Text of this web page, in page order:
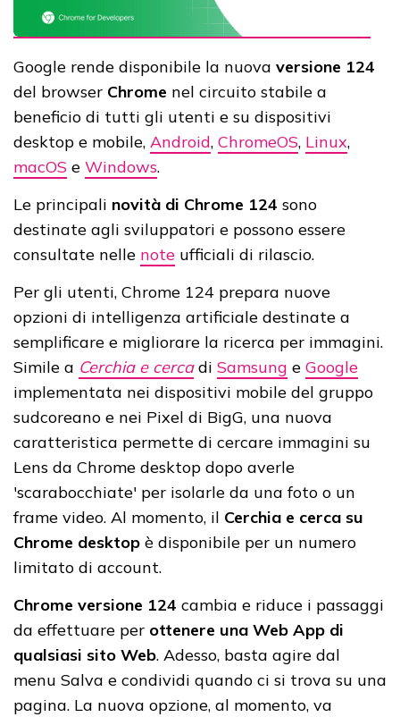
Google rende disponibile la nuova versione 124
del browser Chrome nel circuito stabile a
beneficio di tutti gli utenti e su dispositivi
desktop e mobile, Android, ChromeOS, Linux,
macOS e Windows.
Le principali novità di Chrome 124 sono
destinate agli sviluppatori e possono essere
consultate nelle note ufficiali di rilascio.
Per gli utenti, Chrome 124 prepara nuove
opzioni di intelligenza artificiale destinate a
semplificare e migliorare la ricerca per immagini.
Simile a Cerchia e cercadi Samsung e Google
implementata nei dispositivi mobile del gruppo
sudcoreano e nei Pixel di BigG, una nuova
caratteristica permette di cercare immagini su
Lens da Chrome desktop dopo averle
'scarabocchiate' per isolarle da una foto o un
frame video. Al momento, il Cerchia e cerca su
Chrome desktop è disponibile per un numero
limitato di account.
Chrome versione 124 cambia e riduce i passaggi
da effettuare per ottenere una Web App di
qualsiasi sito Web. Adesso, basta agire dal
menu Salva e condividi quando ci si trova su una
pagina. La nuova opzione, al momento, va